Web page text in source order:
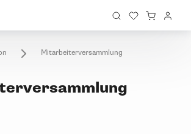
Mitarbeiterversammlung